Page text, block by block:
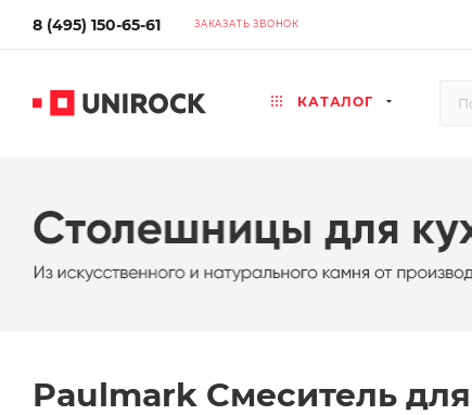
8 (495) 150-65-61 ЗАКАЗАТЬ ЗВОНОК
КАТАЛОГ
Paulmark Смеситель для